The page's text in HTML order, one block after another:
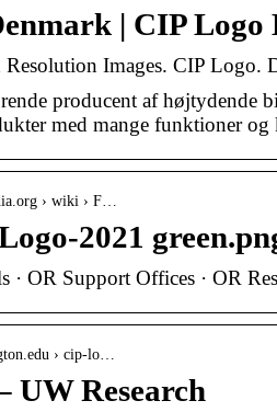
| CIP Logo
Images. CIP Logo.
producent af højtydende
med mange funktioner og
› wiki › F…
2021
· OR Support Offices · OR
› cip-lo…
UW Research